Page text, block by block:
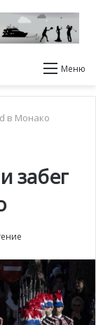
Меню
в Монако
забег